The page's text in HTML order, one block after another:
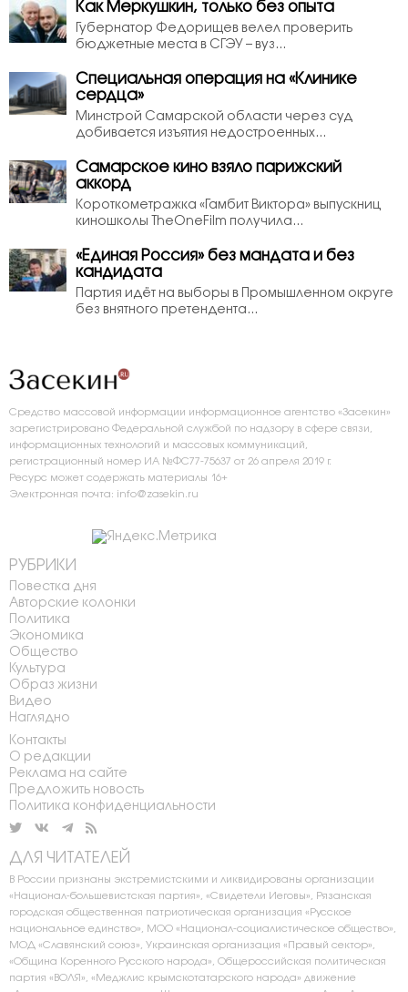
Как Меркушкин, только без опыта
Губернатор Федорищев велел проверить
бюджетные места в СГЭУ – вуз...
Специальная операция на «Клинике
сердца»
Минстрой Самарской области через суд
добивается изъятия недостроенных...
Самарское кино взяло парижский
аккорд
Короткометражка «Гамбит Виктора» выпускниц
киношколы TheOneFilm получила...
«Единая Россия» без мандата и без
кандидата
Партия идёт на выборы в Промышленном округе
без внятного претендента...
Средство массовой информации информационное агентство «Засекин»
зарегистрировано Федеральной службой по надзору в сфере связи,
информационных технологий и массовых коммуникаций,
регистрационный номер ИА №ФС77-75637 от 26 апреля 2019 г.
Ресурс может содержать материалы 16+
Электронная почта: info@zasekin.ru
РУБРИКИ
Повестка дня
Авторские колонки
Политика
Экономика
Общество
Культура
Образ жизни
Видео
Наглядно
Контакты
О редакции
Реклама на сайте
Предложить новость
Политика конфиденциальности
ДЛЯ ЧИТАТЕЛЕЙ
В России признаны экстремистскими и ликвидированы организации
«Национал-большевистская партия», «Свидетели Иеговы», Рязанская
городская общественная патриотическая организация «Русское
национальное единство», МОО «Национал-социалистическое общество»,
МОД «Славянский союз», Украинская организация «Правый сектор»,
«Община Коренного Русского народа», Общероссийская политическая
партия «ВОЛЯ», «Меджлис крымскотатарского народа» движение